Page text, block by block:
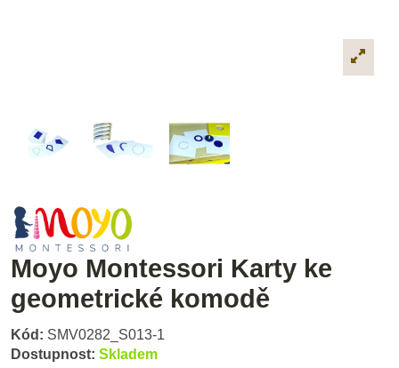
Moyo Montessori Karty ke
geometrické komodě
Kód: SMV0282_S013-1
Dostupnost: Skladem